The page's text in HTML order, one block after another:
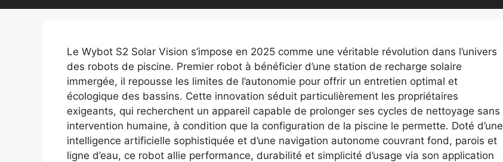
Le Wybot S2 Solar Vision s’impose en 2025 comme une véritable révolution dans l’univers
des robots de piscine. Premier robot à bénéficier d’une station de recharge solaire
immergée, il repousse les limites de l’autonomie pour offrir un entretien optimal et
écologique des bassins. Cette innovation séduit particulièrement les propriétaires
exigeants, qui recherchent un appareil capable de prolonger ses cycles de nettoyage sans
intervention humaine, à condition que la configuration de la piscine le permette. Doté d’une
intelligence artificielle sophistiquée et d’une navigation autonome couvrant fond, parois et
ligne d’eau, ce robot allie performance, durabilité et simplicité d’usage via son application